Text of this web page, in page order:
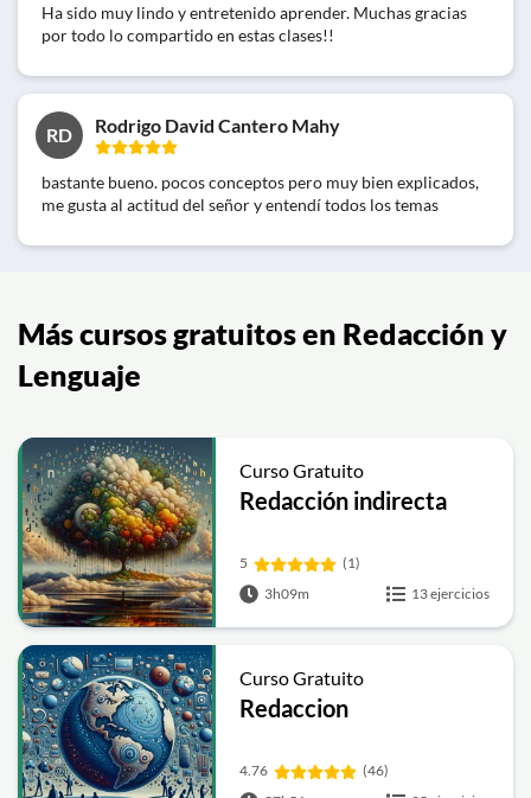
Ha sido muy lindo y entretenido aprender. Muchas gracias
por todo lo compartido en estas clases!!
RD Rodrigo David Cantero Mahy
bastante bueno. pocos conceptos pero muy bien explicados,
me gusta al actitud del señor y entendí todos los temas
Más cursos gratuitos en Redacción y
Lenguaje
Curso Gratuito
Redacción indirecta
5
(1)
3h09m
13 ejercicios
Curso Gratuito
Redaccion
4.76
(46)